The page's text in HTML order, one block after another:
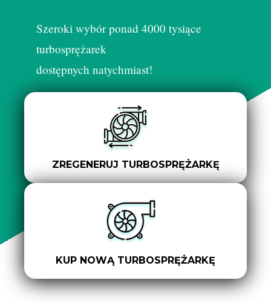
Szeroki wybór ponad 4000 tysiące
turbosprężarek
dostępnych natychmiast!
ZREGENERUJ TURBOSPRĘŻARKĘ
KUP NOWĄ TURBOSPRĘŻARKĘ